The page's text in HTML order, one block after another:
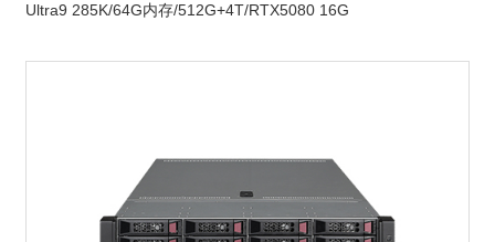
Ultra9 285K/64G内存/512G+4T/RTX5080 16G